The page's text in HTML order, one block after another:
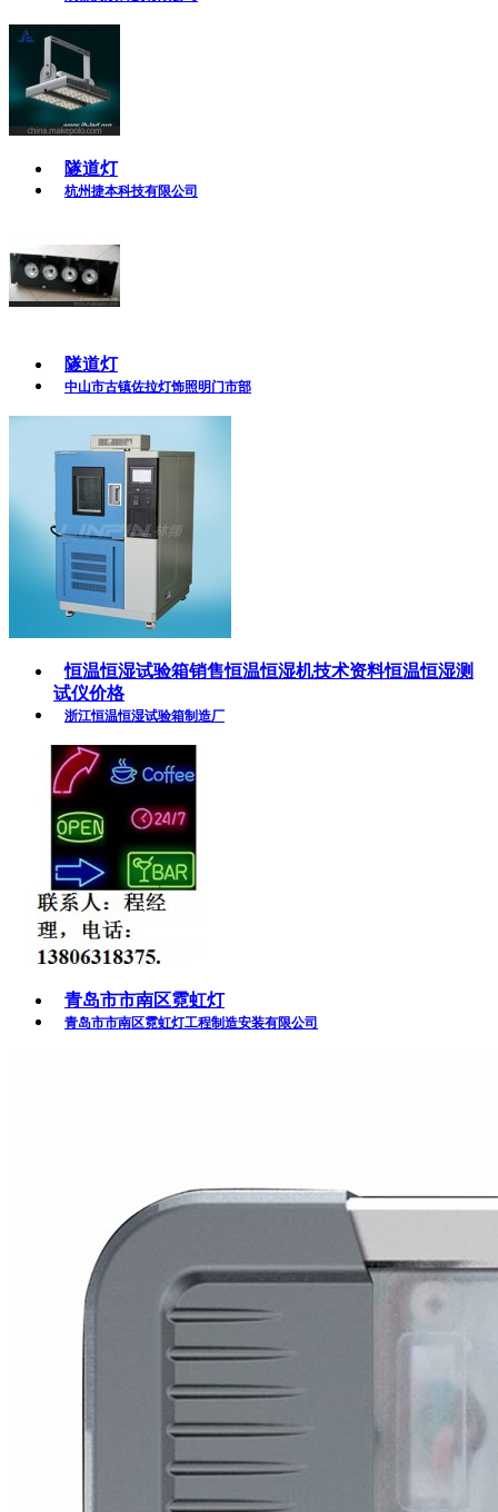
隧道灯
杭州捷本科技有限公司
隧道灯
中山市古镇佐拉灯饰照明门市部
恒温恒湿试验箱销售恒温恒湿机技术资料恒温恒湿测
试仪价格
浙江恒温恒湿试验箱制造厂
青岛市市南区霓虹灯
青岛市市南区霓虹灯工程制造安装有限公司